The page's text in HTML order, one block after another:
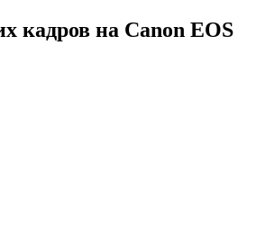
кадров на Canon EOS